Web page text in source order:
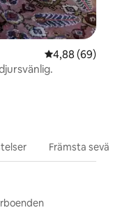
4,88 av 5 i
4,88 (69)
Främsta